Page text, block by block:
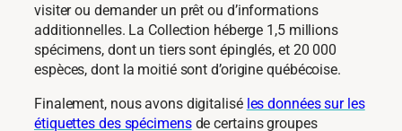
visiter ou demander un prêt ou d’informations
additionnelles. La Collection héberge 1,5 millions
spécimens, dont un tiers sont épinglés, et 20 000
espèces, dont la moitié sont d’origine québécoise.
Finalement, nous avons digitalisé les données sur les
étiquettes des spécimensde certains groupes